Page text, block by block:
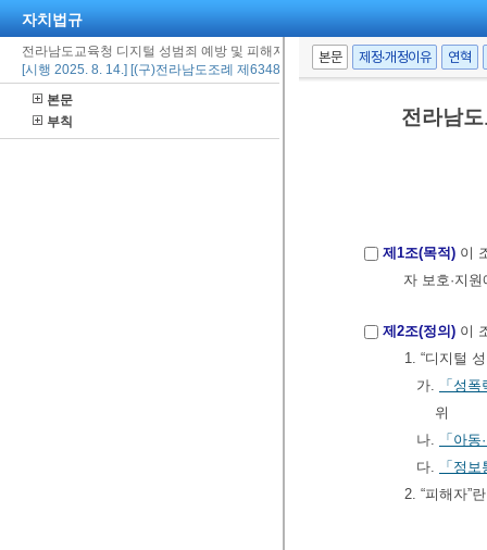
자치법규
전라남도교육청 디지털 성범죄 예방 및 피해자 보호ㆍ지원 조례
[시행 2025. 8. 14.] [(구)전라남도조례 제6348호, 2025. 8. 14., 제정]
본문
부칙
본문 제정·개정이유 연혁
전라남
제1조(목적) 이
자 보호·지
제2조(정의) 이
1. “디지털
가.
「성
위
나.
「아
다.
「정
2. “피해자”